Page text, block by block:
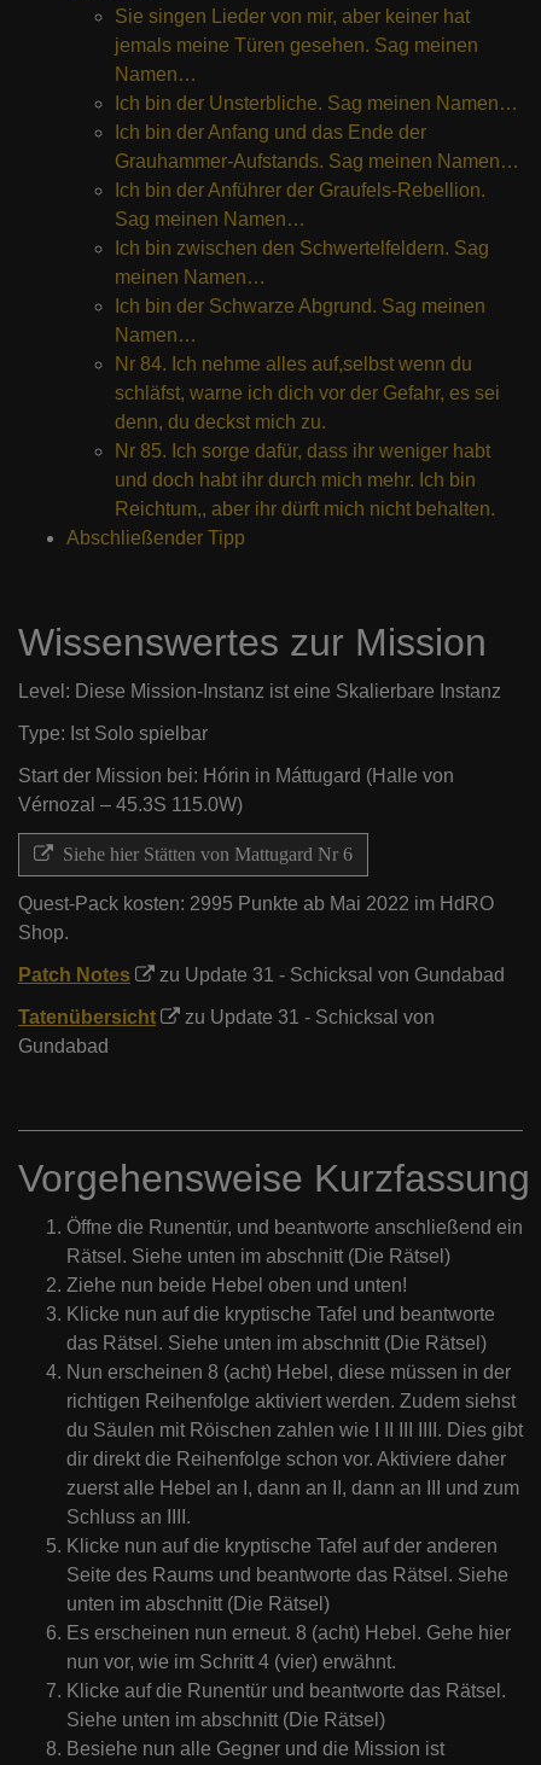
Sie singen Lieder von mir, aber keiner hat
jemals meine Türen gesehen. Sag meinen
Namen…
Ich bin der Unsterbliche. Sag meinen Namen…
Ich bin der Anfang und das Ende der
Grauhammer-Aufstands. Sag meinen Namen…
Ich bin der Anführer der Graufels-Rebellion.
Sag meinen Namen…
Ich bin zwischen den Schwertelfeldern. Sag
meinen Namen…
Ich bin der Schwarze Abgrund. Sag meinen
Namen…
Nr 84. Ich nehme alles auf,selbst wenn du
schläfst, warne ich dich vor der Gefahr, es sei
denn, du deckst mich zu.
Nr 85. Ich sorge dafür, dass ihr weniger habt
und doch habt ihr durch mich mehr. Ich bin
Reichtum,, aber ihr dürft mich nicht behalten.
Abschließender Tipp
Wissenswertes zur Mission
Level: Diese Mission-Instanz ist eine Skalierbare Instanz
Type: Ist Solo spielbar
Start der Mission bei: Hórin in Máttugard (Halle von
Vérnozal – 45.3S 115.0W)
Siehe hier Stätten von Mattugard Nr 6
Quest-Pack kosten: 2995 Punkte ab Mai 2022 im HdRO
Shop.
Patch Notes zu Update 31 - Schicksal von Gundabad
Tatenübersicht
zu Update 31 - Schicksal von
Gundabad
Vorgehensweise Kurzfassung
Öffne die Runentür, und beantworte anschließend ein
Rätsel. Siehe unten im abschnitt (Die Rätsel)
Ziehe nun beide Hebel oben und unten!
Klicke nun auf die kryptische Tafel und beantworte
das Rätsel. Siehe unten im abschnitt (Die Rätsel)
Nun erscheinen 8 (acht) Hebel, diese müssen in der
richtigen Reihenfolge aktiviert werden. Zudem siehst
du Säulen mit Röischen zahlen wie I II III IIII. Dies gibt
dir direkt die Reihenfolge schon vor. Aktiviere daher
zuerst alle Hebel an I, dann an II, dann an III und zum
Schluss an IIII.
Klicke nun auf die kryptische Tafel auf der anderen
Seite des Raums und beantworte das Rätsel. Siehe
unten im abschnitt (Die Rätsel)
Es erscheinen nun erneut. 8 (acht) Hebel. Gehe hier
nun vor, wie im Schritt 4 (vier) erwähnt.
Klicke auf die Runentür und beantworte das Rätsel.
Siehe unten im abschnitt (Die Rätsel)
Besiehe nun alle Gegner und die Mission ist